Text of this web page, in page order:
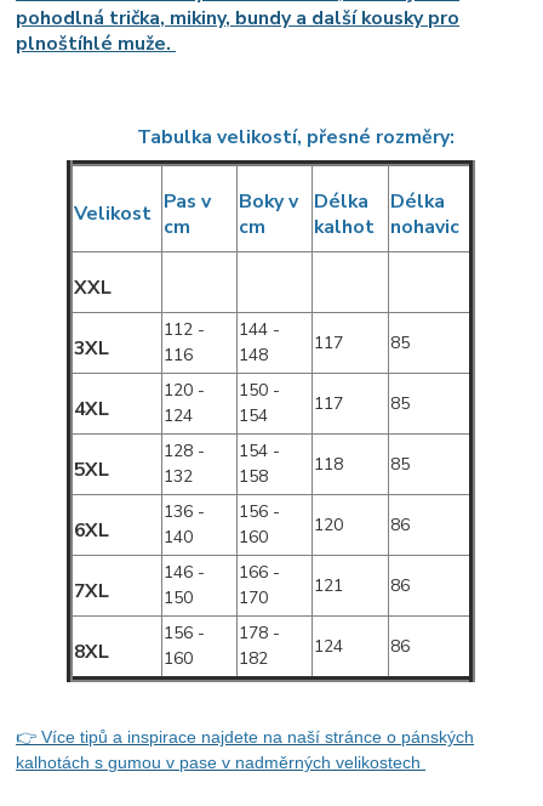
pohodlná trička, mikiny, bundy a další kousky pro
plnoštíhlé muže.
Tabulka velikostí, přesné rozměry:
Velikost Pas v
cm
Boky v
cm
Délka
kalhot
Délka
nohavic
XXL
3XL
112 -
116
144 -
148
117 85
4XL
120 -
124
150 -
154
117 85
5XL
128 -
132
154 -
158
118 85
6XL
136 -
140
156 -
160
120 86
7XL
146 -
150
166 -
170
121 86
8XL
156 -
160
178 -
182
124 86
👉 Více tipů a inspirace najdete na naší stránce o pánských
kalhotách s gumou v pase v nadměrných velikostech